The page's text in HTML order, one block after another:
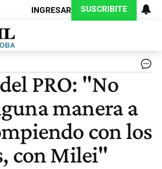
INGRESAR SUSCRIBITE
PRO: "No
manera a
con los
con Milei"